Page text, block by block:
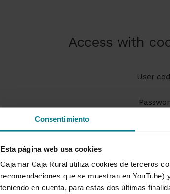
Consentimiento
Esta página web usa cookies
Cajamar Caja Rural utiliza cookies de terceros
recomendaciones que se muestran en
teniendo en cuenta, para estas dos últimas
Access with
User